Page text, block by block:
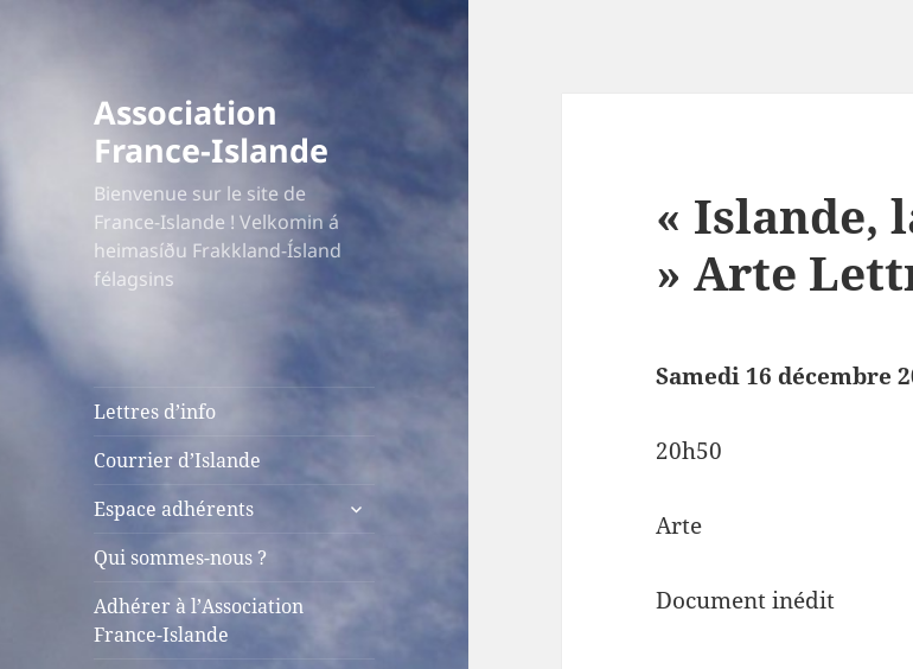
Association
France-Islande
Bienvenue sur le site de
France-Islande ! Velkomin á
heimasíðu Frakkland-Ísland
félagsins
Lettres d’info
Courrier d’Islande
Espace adhérents
ouvrir
menu
Qui sommes-nous ?
Adhérer à l’Association
France-Islande
« Islande,
» Arte
Samedi 16 décembre
20h50
Arte
Document inédit